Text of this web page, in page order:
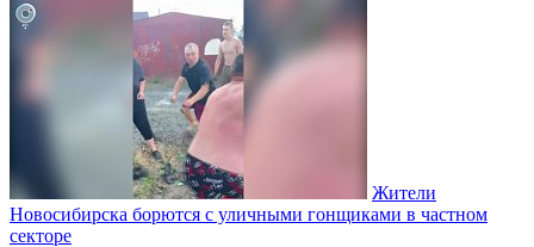
Жители
Новосибирска борются с уличными гонщиками в частном
секторе